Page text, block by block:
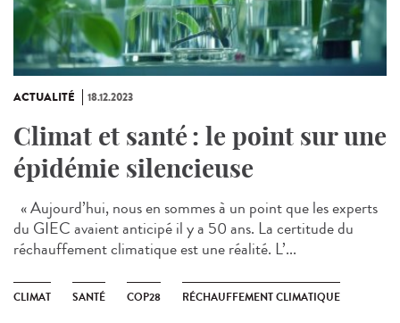
ACTUALITÉ 18.12.2023
Climat et santé : le point sur une
épidémie silencieuse
« Aujourd’hui, nous en sommes à un point que les experts
du GIEC avaient anticipé il y a 50 ans. La certitude du
réchauffement climatique est une réalité. L’...
CLIMAT SANTÉ COP28 RÉCHAUFFEMENT CLIMATIQUE